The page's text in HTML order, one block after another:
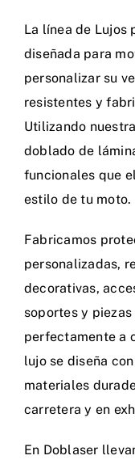
La línea de Lujos
diseñada para
personalizar su
resistentes y
Utilizando
doblado de
funcionales que
estilo de tu moto.
Fabricamos
personalizadas,
decorativas,
soportes y
perfectamente a
lujo se diseña
materiales
carretera y en
En Doblaser